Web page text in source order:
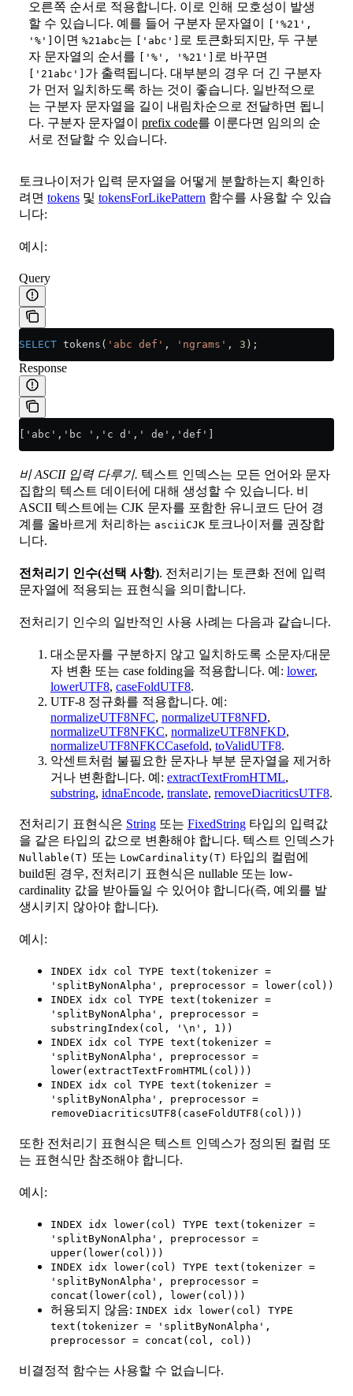
오른쪽 순서로 적용합니다. 이로 인해 모호성이 발생
할 수 있습니다. 예를 들어 구분자 문자열이
['%21',
'%'] 이면 %21abc는 ['abc'] 로 토큰화되지만, 두 구분
자 문자열의 순서를
['%', '%21'] 로 바꾸면
['21abc'] 가 출력됩니다. 대부분의 경우 더 긴 구분자
가 먼저 일치하도록 하는 것이 좋습니다. 일반적으로
는 구분자 문자열을 길이 내림차순으로 전달하면 됩니
다. 구분자 문자열이 prefix code를 이룬다면 임의의 순
서로 전달할 수 있습니다.
토크나이저가 입력 문자열을 어떻게 분할하는지 확인하
려면 tokens 및 tokensForLikePattern 함수를 사용할 수 있습
니다:
예시:
Query
SELECT tokens( 'abc def' , 'ngrams' , 3 );
Response
['abc','bc ','c d',' de','def']
비 ASCII 입력 다루기. 텍스트 인덱스는 모든 언어와 문자
집합의 텍스트 데이터에 대해 생성할 수 있습니다. 비
ASCII 텍스트에는 CJK 문자를 포함한 유니코드 단어 경
계를 올바르게 처리하는 asciiCJK 토크나이저를 권장합
니다.
전처리기 인수(선택 사항). 전처리기는 토큰화 전에 입력
문자열에 적용되는 표현식을 의미합니다.
전처리기 인수의 일반적인 사용 사례는 다음과 같습니다.
대소문자를 구분하지 않고 일치하도록 소문자/대문
자 변환 또는 case folding을 적용합니다. 예: lower,
lowerUTF8, caseFoldUTF8.
UTF-8 정규화를 적용합니다. 예:
normalizeUTF8NFC, normalizeUTF8NFD,
normalizeUTF8NFKC, normalizeUTF8NFKD,
normalizeUTF8NFKCCasefold, toValidUTF8.
악센트처럼 불필요한 문자나 부분 문자열을 제거하
거나 변환합니다. 예: extractTextFromHTML,
substring, idnaEncode, translate, removeDiacriticsUTF8.
전처리기 표현식은 String 또는 FixedString 타입의 입력값
을 같은 타입의 값으로 변환해야 합니다. 텍스트 인덱스가
Nullable(T) 또는 LowCardinality(T) 타입의 컬럼에
build된 경우, 전처리기 표현식은 nullable 또는 low-
cardinality 값을 받아들일 수 있어야 합니다(즉, 예외를 발
생시키지 않아야 합니다).
예시:
INDEX idx col TYPE text(tokenizer =
'splitByNonAlpha', preprocessor = lower(col))
INDEX idx col TYPE text(tokenizer =
'splitByNonAlpha', preprocessor =
substringIndex(col, '\n', 1))
INDEX idx col TYPE text(tokenizer =
'splitByNonAlpha', preprocessor =
lower(extractTextFromHTML(col)))
INDEX idx col TYPE text(tokenizer =
'splitByNonAlpha', preprocessor =
removeDiacriticsUTF8(caseFoldUTF8(col)))
또한 전처리기 표현식은 텍스트 인덱스가 정의된 컬럼 또
는 표현식만 참조해야 합니다.
예시:
INDEX idx lower(col) TYPE text(tokenizer =
'splitByNonAlpha', preprocessor =
upper(lower(col)))
INDEX idx lower(col) TYPE text(tokenizer =
'splitByNonAlpha', preprocessor =
concat(lower(col), lower(col)))
허용되지 않음: INDEX idx lower(col) TYPE
text(tokenizer = 'splitByNonAlpha',
preprocessor = concat(col, col))
비결정적 함수는 사용할 수 없습니다.